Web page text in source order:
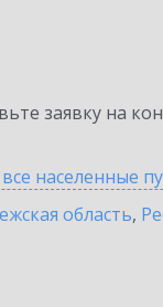
заявку на
населенные
область,